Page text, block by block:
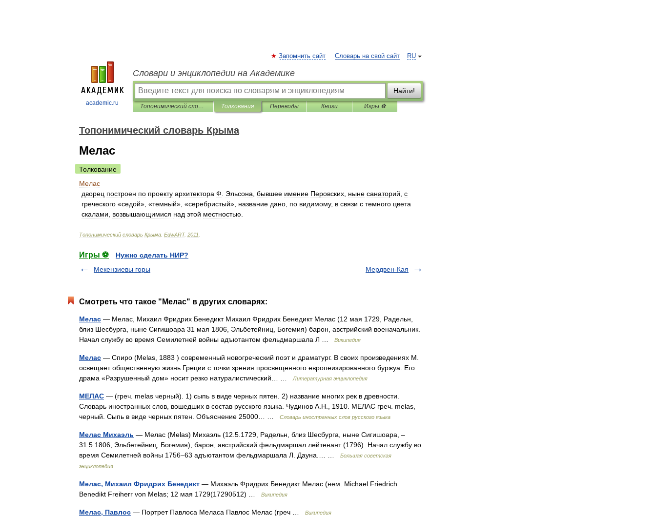
academic.ru
RU
Запомнить сайт Словарь на свой сайт
Словари и энциклопедии на Академике
Найти!
Топонимический словарь Крыма Толкования Переводы Книги Игры ⚽
Топонимический словарь Крыма
Мелас
Толкование
Мелас
дворец построен по проекту архитектора Ф Эльсона бывшее имение Перовских ныне санаторий с
греческого «седой», «темный», «серебристый», название дано по видимому, в связи с темного цвета
скалами
возвышающимися над этой местностью
Топонимический словарь Крыма EdwART. 2011
Игры ⚽
Нужно сделать НИР?
Мекензиевы горы
Мердвен-Кая
Смотреть что такое "Мелас" в других словарях:
Мелас — Мелас, Михаил Фридрих Бенедикт Михаил Фридрих Бенедикт Мелас (12 мая 1729, Радельн,
близ Шесбурга, ныне Сигишоара 31 мая 1806, Эльбетейниц, Богемия) барон, австрийский военачальник.
Начал службу во время Семилетней войны адъютантом фельдмаршала Л …
Википедия
Мелас — Спиро (Melas, 1883 ) современный новогреческий поэт и драматург. В своих произведениях М.
освещает общественную жизнь Греции с точки зрения просвещенного европеизированного буржуа. Его
драма «Разрушенный дом» носит резко натуралистический… …
Литературная энциклопедия
МЕЛАС — (греч. melas черный). 1) сыпь в виде черных пятен. 2) название многих рек в древности.
Словарь иностранных слов, вошедших в состав русского языка. Чудинов А.Н., 1910. МЕЛАС греч. melas,
черный. Сыпь в виде черных пятен. Объяснение 25000… …
Словарь иностранных слов русского языка
Мелас Михаэль — Мелас (Melas) Михаэль (12.5.1729, Радельн, близ Шесбурга, ныне Сигишоара, ‒
31.5.1806, Эльбетейниц, Богемия), барон, австрийский фельдмаршал лейтенант (1796). Начал службу во
время Семилетней войны 1756‒63 адъютантом фельдмаршала Л. Дауна.… …
Большая советская
энциклопедия
Мелас, Михаил Фридрих Бенедикт — Михаэль Фридрих Бенедикт Мелас (нем. Michael Friedrich
Benedikt Freiherr von Melas; 12 мая 1729(17290512) …
Википедия
Мелас, Павлос — Портрет Павлоса Меласа Павлос Мелас (греч … Википедия